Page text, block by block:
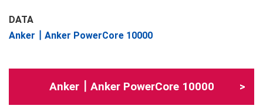
DATA
Anker┃Anker PowerCore 10000
Anker┃Anker PowerCore 10000